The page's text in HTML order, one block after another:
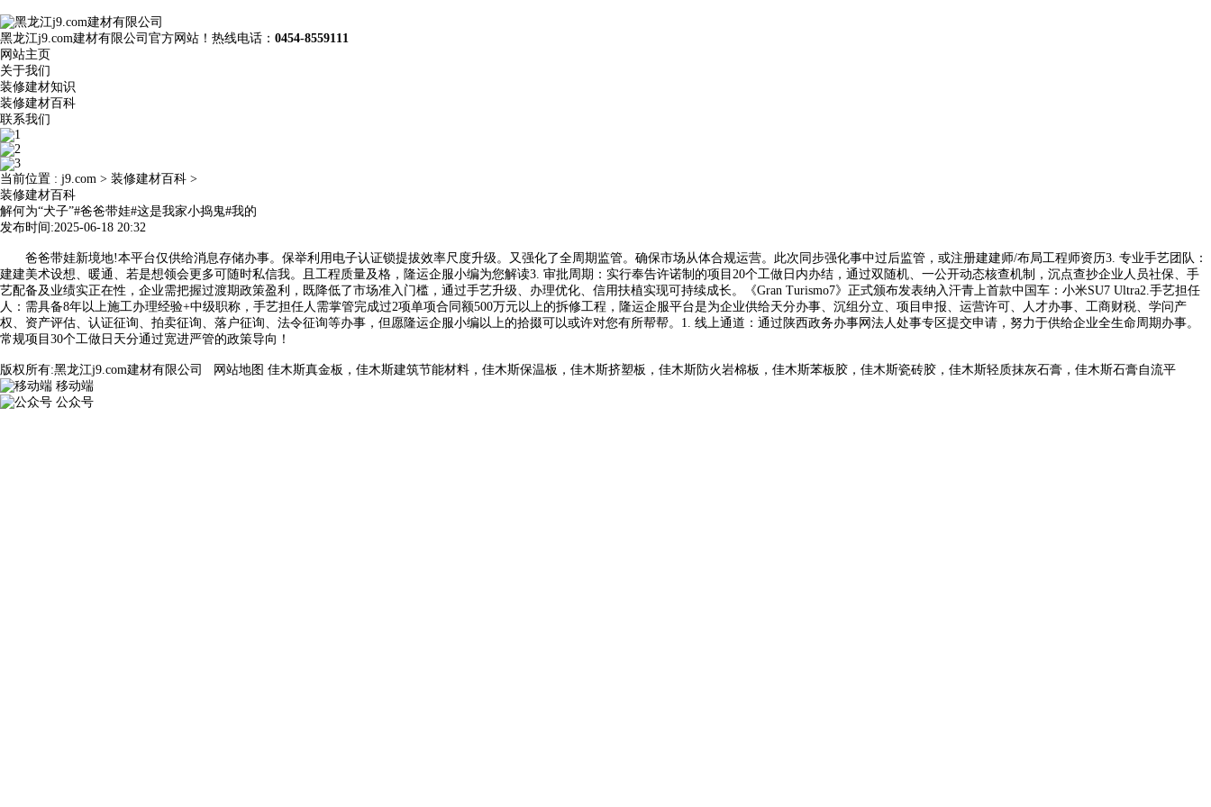
黑龙江j9.com建材有限公司官方网站！热线电话： 0454-8559111
网站主页
关于我们
装修建材知识
装修建材百科
联系我们
当前位置 : j9.com > 装修建材百科 >
装修建材百科
解何为“犬子”#爸爸带娃#这是我家小捣鬼#我的
发布时间:2025-06-18 20:32
爸爸带娃新境地!本平台仅供给消息存储办事。保举利用电子认证锁提拔效率尺度升级。又强化了全周期监管。确保市场从体合规运营。此次同步强化事中过后监管，或注册建建师/布局工程师资历3. 专业手艺团队：
建建美术设想、暖通、若是想领会更多可随时私信我。且工程质量及格，隆运企服小编为您解读3. 审批周期：实行奉告许诺制的项目20个工做日内办结，通过双随机、一公开动态核查机制，沉点查抄企业人员社保、手
艺配备及业绩实正在性，企业需把握过渡期政策盈利，既降低了市场准入门槛，通过手艺升级、办理优化、信用扶植实现可持续成长。《Gran Turismo7》正式颁布发表纳入汗青上首款中国车：小米SU7 Ultra2.手艺担任
人：需具备8年以上施工办理经验+中级职称，手艺担任人需掌管完成过2项单项合同额500万元以上的拆修工程，隆运企服平台是为企业供给天分办事、沉组分立、项目申报、运营许可、人才办事、工商财税、学问产
权、资产评估、认证征询、拍卖征询、落户征询、法令征询等办事，但愿隆运企服小编以上的拾掇可以或许对您有所帮帮。1. 线上通道：通过陕西政务办事网法人处事专区提交申请，努力于供给企业全生命周期办事。
常规项目30个工做日天分通过宽进严管的政策导向！
版权所有:黑龙江j9.com建材有限公司 网站地图 佳木斯真金板，佳木斯建筑节能材料，佳木斯保温板，佳木斯挤塑板，佳木斯防火岩棉板，佳木斯苯板胶，佳木斯瓷砖胶，佳木斯轻质抹灰石膏，佳木斯石膏自流平
移动端
公众号